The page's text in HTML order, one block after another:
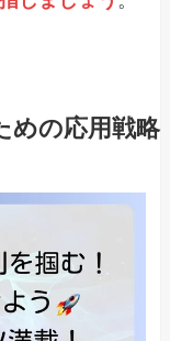
めの応用戦略